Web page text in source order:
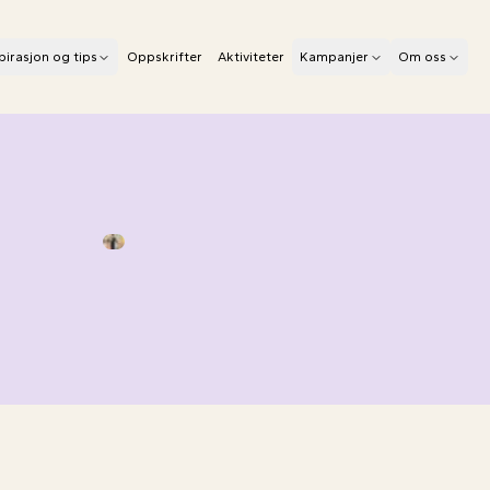
og tips Oppskrifter Aktiviteter Kampanjer Om oss